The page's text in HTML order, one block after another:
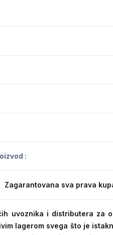
:
Zagarantovana sva prava
uvoznika i distributera za
lagerom svega što je